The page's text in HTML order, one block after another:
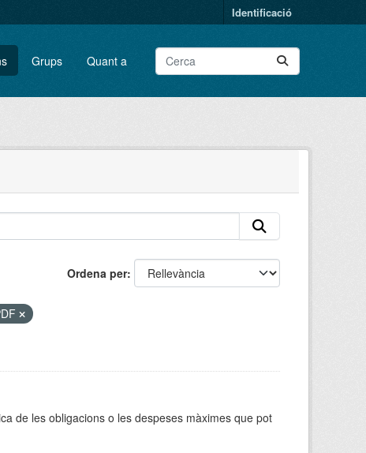
Identificació
Grups Quant a
Ordena per
de les obligacions o les despeses màximes que pot